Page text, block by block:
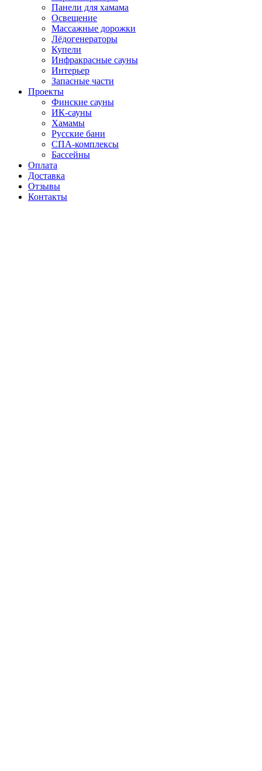
Панели для хамама
Освещение
Массажные дорожки
Лёдогенераторы
Купели
Инфракрасные сауны
Интерьер
Запасные части
Проекты
Финские сауны
ИК-сауны
Хамамы
Русские бани
СПА-комплексы
Бассейны
Оплата
Доставка
Отзывы
Контакты